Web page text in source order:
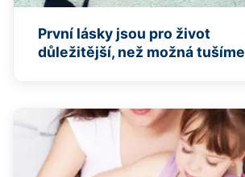
První lásky jsou pro život
důležitější, než možná tušíme